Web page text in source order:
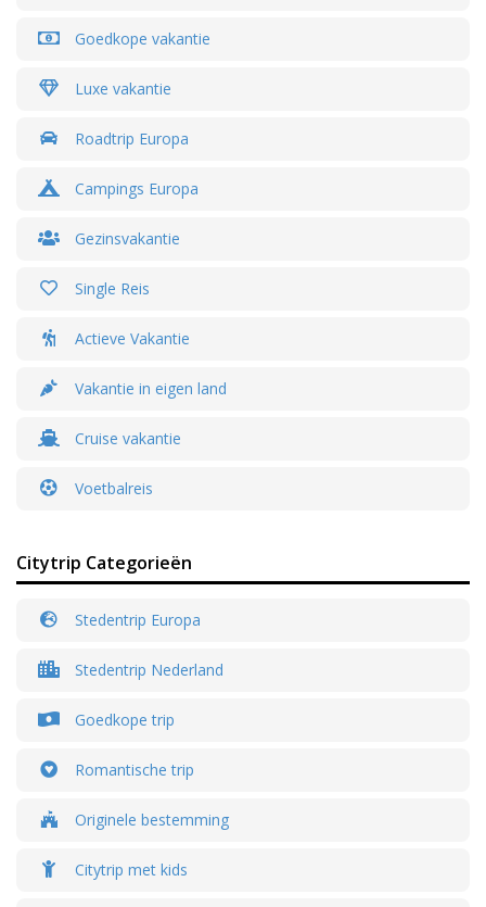
Goedkope vakantie
Luxe vakantie
Roadtrip Europa
Campings Europa
Gezinsvakantie
Single Reis
Actieve Vakantie
Vakantie in eigen land
Cruise vakantie
Voetbalreis
Citytrip Categorieën
Stedentrip Europa
Stedentrip Nederland
Goedkope trip
Romantische trip
Originele bestemming
Citytrip met kids